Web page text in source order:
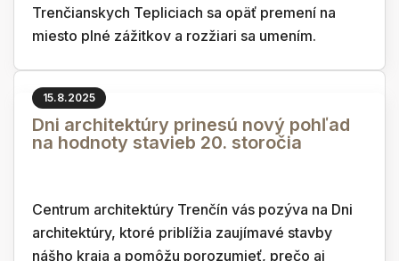
Trenčianskych Tepliciach sa opäť premení na
miesto plné zážitkov a rozžiari sa umením.
15.8.2025
Dni architektúry prinesú nový pohľad
na hodnoty stavieb 20. storočia
Centrum architektúry Trenčín vás pozýva na Dni
architektúry, ktoré priblížia zaujímavé stavby
nášho kraja a pomôžu porozumieť, prečo aj